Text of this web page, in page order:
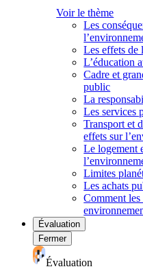
Voir le thème
Les
Les effets de
L’éducation
Cadre et
public
La
Les services
Transport et
effets sur
Le logement
Limites
Les achats
Comment
Évaluation
Fermer
Évaluation